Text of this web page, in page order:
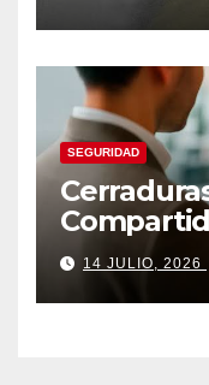
SEGURIDAD
14 JULIO, 2026